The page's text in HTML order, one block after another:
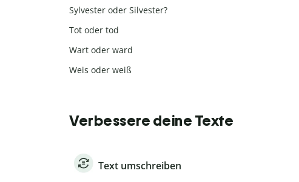
Sylvester oder Silvester?
Tot oder tod
Wart oder ward
Weis oder weiß
Verbessere deine Texte
Text umschreiben